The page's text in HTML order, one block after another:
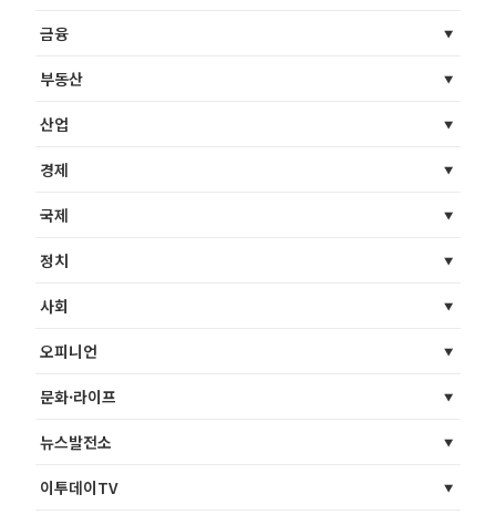
금융
부동산
산업
경제
국제
정치
사회
오피니언
문화·라이프
뉴스발전소
이투데이TV